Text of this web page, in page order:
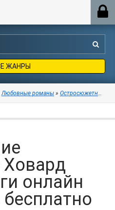
ЖАНРЫ
Любовные романы » Остросюжетные
онлайн